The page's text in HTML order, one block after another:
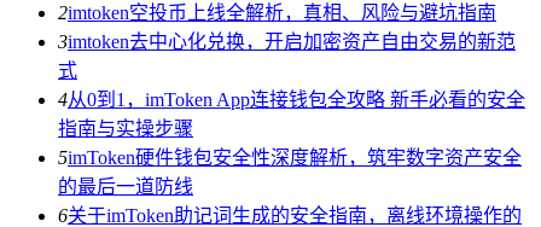
2imtoken空投币上线全解析，真相、风险与避坑指南
3imtoken去中心化兑换，开启加密资产自由交易的新范
式
4从0到1，imToken App连接钱包全攻略 新手必看的安全
指南与实操步骤
5imToken硬件钱包安全性深度解析，筑牢数字资产安全
的最后一道防线
6关于imToken助记词生成的安全指南，离线环境操作的